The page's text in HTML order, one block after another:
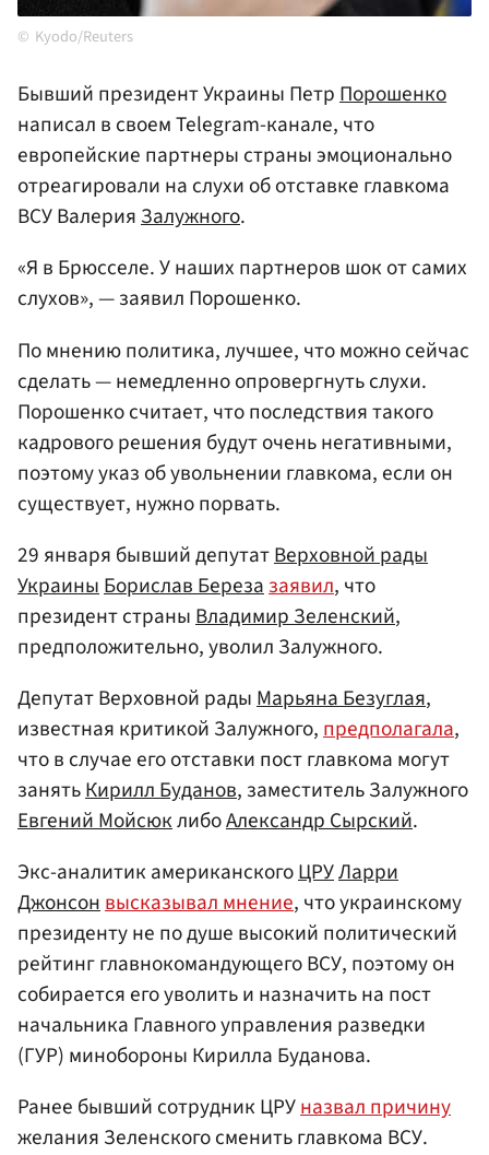
Kyodo/Reuters
Бывший президент Украины ПетрПорошенко
написал в своем Telegram-канале, что
европейские партнеры страны эмоционально
отреагировали на слухи об отставке главкома
ВСУ ВалерияЗалужного.
«Я в Брюсселе. У наших партнеров шок от самих
слухов», — заявил Порошенко.
По мнению политика, лучшее, что можно сейчас
сделать — немедленно опровергнуть слухи.
Порошенко считает, что последствия такого
кадрового решения будут очень негативными,
поэтому указ об увольнении главкома, если он
существует, нужно порвать.
29 января бывший депутатВерховной рады
УкраиныБорислав Березазаявил, что
президент страныВладимир Зеленский,
предположительно, уволил Залужного.
Депутат Верховной радыМарьяна Безуглая,
известная критикой Залужного,предполагала,
что в случае его отставки пост главкома могут
занятьКирилл Буданов, заместитель Залужного
Евгений МойсюклибоАлександр Сырский.
Экс-аналитик американскогоЦРУЛарри
Джонсонвысказывал мнение, что украинскому
президенту не по душе высокий политический
рейтинг главнокомандующего ВСУ, поэтому он
собирается его уволить и назначить на пост
начальника Главного управления разведки
(ГУР) минобороны Кирилла Буданова.
Ранее бывший сотрудник ЦРУназвал причину
желания Зеленского сменить главкома ВСУ.